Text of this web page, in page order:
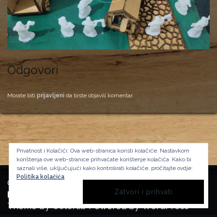
Odgovori
Morate biti prijavljeni da biste objavili komentar.
Copyright Manufactura Historica, 2024.
Background image by kbzaon Freepik
Theme byColorlibPowered byWordPress BACK
Privatnost i Kolačići: Ova web-stranica koristi kolačiće. Nastavkom
korištenja ove web-stranice prihvaćate korištenje kolačića. Kako bi
saznali više, uključujući kako kontrolirati kolačiće, pročitajte ovdje:
Politika kolačića